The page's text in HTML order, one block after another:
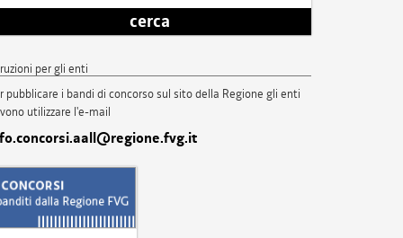
cerca
per gli enti
pubblicare i bandi di concorso sul sito della Regione gli enti
utilizzare l'e-mail